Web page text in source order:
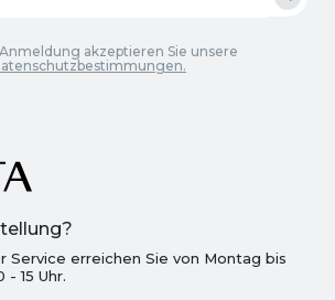
Service erreichen Sie von Montag bis
- 15 Uhr.
akzeptieren Sie unsere